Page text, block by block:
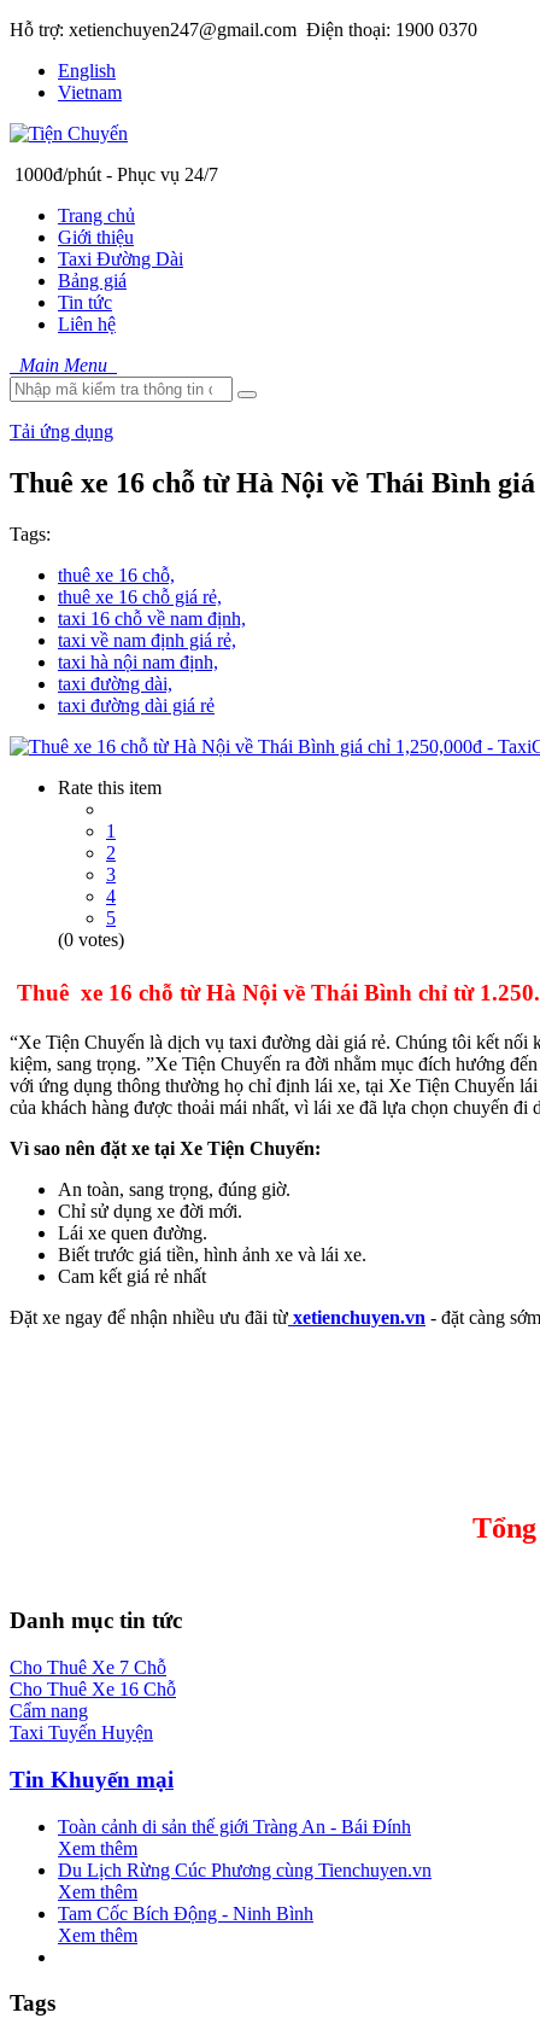
Hỗ trợ: xetienchuyen247@gmail.com Điện thoại: 1900 0370
English
Vietnam
1000đ/phút - Phục vụ 24/7
Trang chủ
Giới thiệu
Taxi Đường Dài
Bảng giá
Tin tức
Liên hệ
Main Menu
Tải ứng dụng
Thuê xe 16 chỗ từ Hà Nội về Thái Bình
Tags:
thuê xe 16 chỗ,
thuê xe 16 chỗ giá rẻ,
taxi 16 chỗ về nam định,
taxi về nam định giá rẻ,
taxi hà nội nam định,
taxi đường dài,
taxi đường dài giá rẻ
Rate this item
1
2
3
4
5
(0 votes)
Thuê xe 16 chỗ từ Hà Nội về Thái Bình chỉ từ
“Xe Tiện Chuyến là dịch vụ taxi đường dài giá rẻ. Chúng tôi kết nối
kiệm, sang trọng. ”Xe Tiện Chuyến ra đời nhằm mục đích hướng
với ứng dụng thông thường họ chỉ định lái xe, tại Xe Tiện Chuyến
của khách hàng được thoải mái nhất, vì lái xe đã lựa chọn chuyến
Vì sao nên đặt xe tại Xe Tiện Chuyến:
An toàn, sang trọng, đúng giờ.
Chỉ sử dụng xe đời mới.
Lái xe quen đường.
Biết trước giá tiền, hình ảnh xe và lái xe.
Cam kết giá rẻ nhất
Đặt xe ngay để nhận nhiều ưu đãi từ xetienchuyen.vn - đặt càng
Danh mục tin tức
Cho Thuê Xe 7 Chỗ
Cho Thuê Xe 16 Chỗ
Cẩm nang
Taxi Tuyến Huyện
Tin Khuyến mại
Toàn cảnh di sản thế giới Tràng An - Bái Đính
Xem thêm
Du Lịch Rừng Cúc Phương cùng Tienchuyen.vn
Xem thêm
Tam Cốc Bích Động - Ninh Bình
Xem thêm
Tags